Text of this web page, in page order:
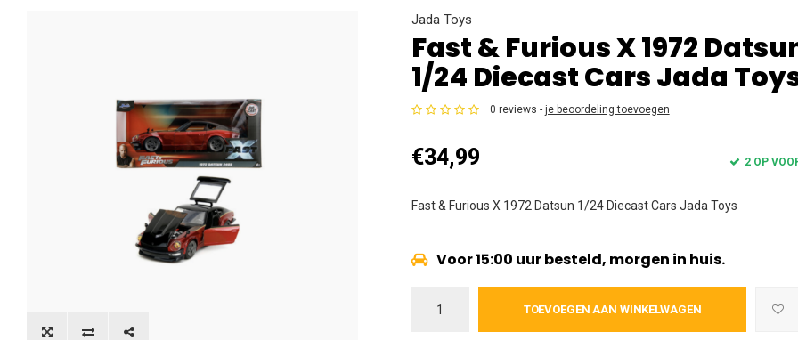
Jada Toys
Fast & Furious X 1972
1/24 Diecast Cars Jada
0 reviews - je beoordeling toevoegen
€34,99 2 OP
Fast & Furious X 1972 Datsun 1/24 Diecast Cars Jada Toys
Voor 15:00 uur besteld, morgen in huis.
TOEVOEGEN AAN WINKELWAGEN